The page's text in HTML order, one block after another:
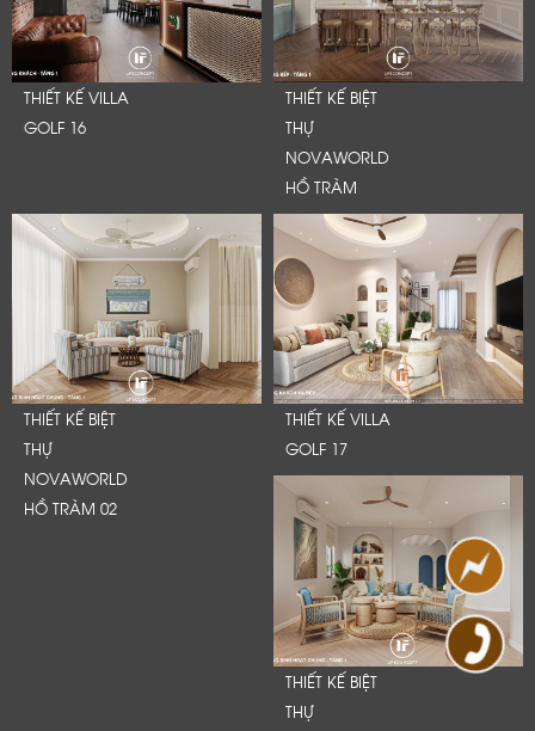
THIẾT KẾ VILLA
GOLF 16
THIẾT KẾ BIỆT
THỰ
NOVAWORLD
HỒ TRÀM
THIẾT KẾ BIỆT
THỰ
NOVAWORLD
HỒ TRÀM 02
THIẾT KẾ VILLA
GOLF 17
THIẾT KẾ BIỆT
THỰ